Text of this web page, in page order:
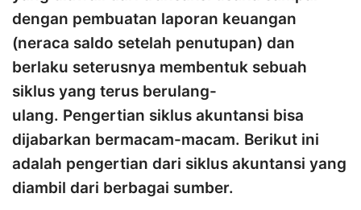
dengan pembuatan laporan keuangan
(neraca saldo setelah penutupan) dan
berlaku seterusnya membentuk sebuah
siklus yang terus berulang-
ulang. Pengertian siklus akuntansi bisa
dijabarkan bermacam-macam. Berikut ini
adalah pengertian dari siklus akuntansi yang
diambil dari berbagai sumber.